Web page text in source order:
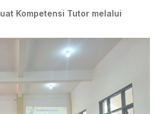
Kompetensi Tutor melalui